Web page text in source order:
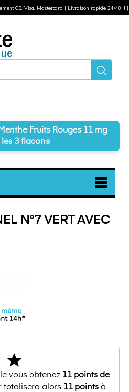
Fruits Rouges 11 mg
les 3 flacons
N°7 VERT AVEC
star
vous obtenez 11points de
totalisera alors 11 points à
CB, Visa, Mastercard | Livraison rapide 24/48H |